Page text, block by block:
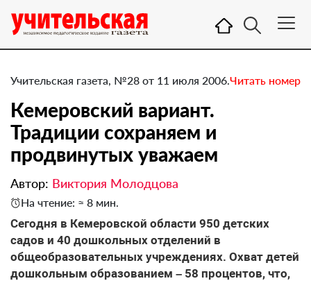
Учительская газета, №28 от 11 июля 2006.Читать номер
Кемеровский вариант.
Традиции сохраняем и
продвинутых уважаем
Автор: Виктория Молодцова
На чтение: ≈ 8 мин.
Сегодня в Кемеровской области 950 детских
садов и 40 дошкольных отделений в
общеобразовательных учреждениях. Охват детей
дошкольным образованием – 58 процентов, что,